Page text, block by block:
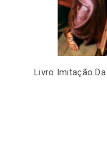
Livro Imitação